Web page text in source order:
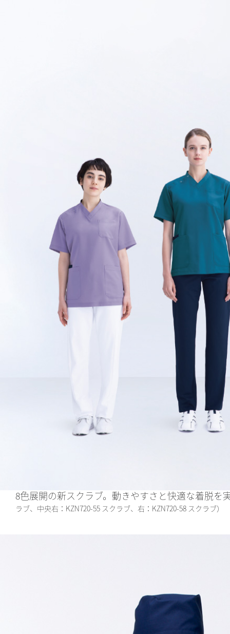
8色展開の新スクラブ。動きやすさと快適な着脱を
ラブ、中央右：KZN720-55 スクラブ、右：KZN720-58 スクラブ）